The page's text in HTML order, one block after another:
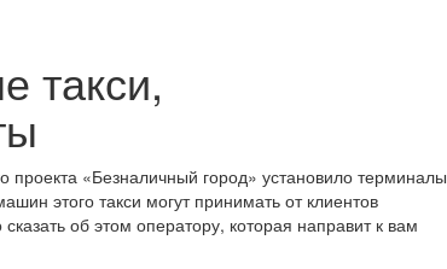
такси,
проекта «Безналичный город» установило терминалы
этого такси могут принимать от клиентов
об этом оператору, которая направит к вам